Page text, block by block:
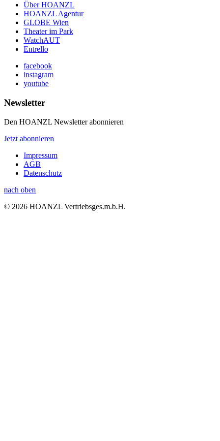
Über HOANZL
HOANZL Agentur
GLOBE Wien
Theater im Park
WatchAUT
Entrello
facebook
instagram
youtube
Newsletter
Den HOANZL Newsletter abonnieren
Jetzt abonnieren
Impressum
AGB
Datenschutz
nach oben
© 2026 HOANZL Vertriebsges.m.b.H.